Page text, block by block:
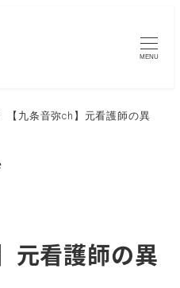
MENU
【九条音弥ch】元看護師の異
元看護師の異